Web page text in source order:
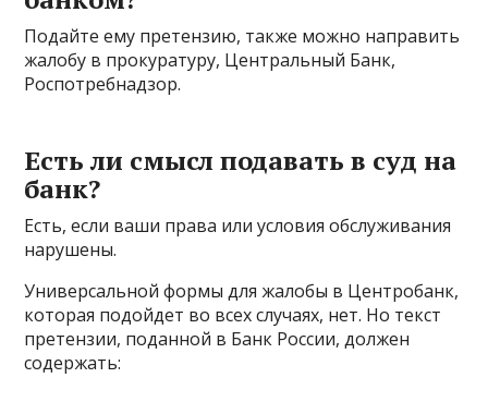
Подайте ему претензию, также можно направить
жалобу в прокуратуру, Центральный Банк,
Роспотребнадзор.
Есть ли смысл подавать в суд на
банк?
Есть, если ваши права или условия обслуживания
нарушены.
Универсальной формы для жалобы в Центробанк,
которая подойдет во всех случаях, нет. Но текст
претензии, поданной в Банк России, должен
содержать: